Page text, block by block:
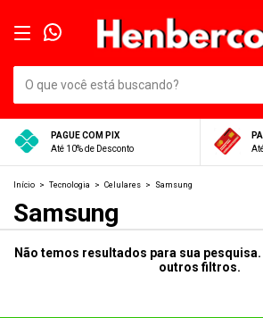
PAGUE COM PIX
Até 10% de Desconto
Início > Tecnologia > Celulares > Samsung
Samsung
Não temos resultados para sua
outros filtros.